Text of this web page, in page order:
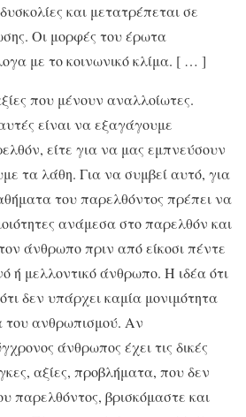
και μετατρέπεται σε
Οι μορφές του έρωτα
με το κοινωνικό κλίμα. [ … ]
που μένουν αναλλοίωτες.
είναι να εξαγάγουμε
είτε για να μας εμπνεύσουν
τα λάθη. Για να συμβεί αυτό, για
του παρελθόντος πρέπει να
ανάμεσα στο παρελθόν και
άνθρωπο πριν από είκοσι πέντε
ή μελλοντικό άνθρωπο. Η ιδέα ότι
δεν υπάρχει καμία μονιμότητα
του ανθρωπισμού. Αν
άνθρωπος έχει τις δικές
αξίες, προβλήματα, που δεν
παρελθόντος, βρισκόμαστε και